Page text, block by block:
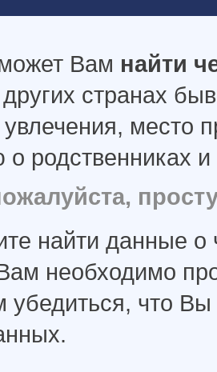
Вам найти
странах
увлечения, место
родственниках и
найти данные
необходимо
убедиться, что